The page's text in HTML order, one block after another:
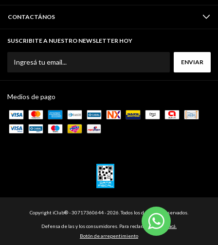
CONTACTÁNOS
SUSCRIBITE A NUESTRO NEWSLETTER HOY
Medios de pago
Copyright iClub® - 30717360644 - 2026. Todos los derechos reservados.
Defensa de las y los consumidores. Para reclamos ingresá acá.
Botón de arrepentimiento